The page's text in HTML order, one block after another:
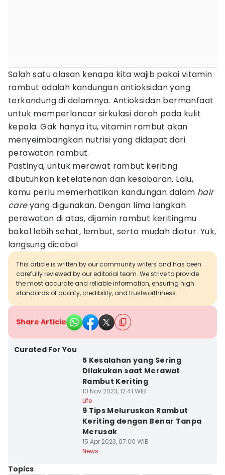
Salah satu alasan kenapa kita wajib pakai vitamin
rambut adalah kandungan antioksidan yang
terkandung di dalamnya. Antioksidan bermanfaat
untuk memperlancar sirkulasi darah pada kulit
kepala. Gak hanya itu, vitamin rambut akan
menyeimbangkan nutrisi yang didapat dari
perawatan rambut.
Pastinya, untuk merawat rambut keriting
dibutuhkan ketelatenan dan kesabaran. Lalu,
kamu perlu memerhatikan kandungan dalam hair
careyang digunakan. Dengan lima langkah
perawatan di atas, dijamin rambut keritingmu
bakal lebih sehat, lembut, serta mudah diatur. Yuk,
langsung dicoba!
This article is written by our community writers and has been
carefully reviewed by our editorial team. We strive to provide
the most accurate and reliable information, ensuring high
standards of quality, credibility, and trustworthiness.
Share Article
Curated For You
5 Kesalahan yang Sering
Dilakukan saat Merawat
Rambut Keriting
10 Nov 2023, 12:41 WIB
Life
9 Tips Meluruskan Rambut
Keriting dengan Benar Tanpa
Merusak
15 Apr 2023, 07:00 WIB
News
Topics